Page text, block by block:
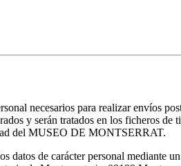
necesarios para realizar envíos
y serán tratados en los ficheros
del MUSEO DE MONTSERRAT.
datos de carácter personal mediante